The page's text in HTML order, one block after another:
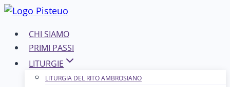
Salta
contenutoCHI SIAMO
PRIMI PASSI
LITURGIE
LITURGIA DEL RITO AMBROSIANO